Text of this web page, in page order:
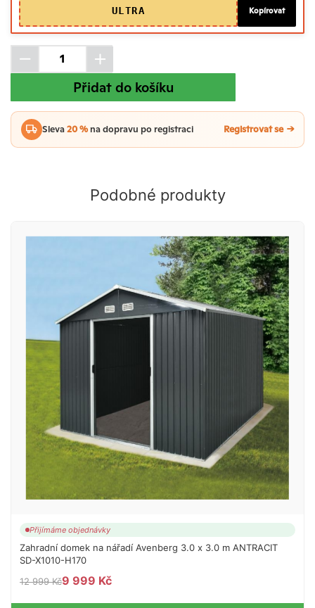
ULTRA
Kopírovat
Přidat do košíku
Sleva20 %na dopravu po registraci Registrovat se
Podobné produkty
Přijímáme objednávky
Zahradní domek na nářadí Avenberg 3.0 x 3.0 m ANTRACIT
SD-X1010-H170
12 999 Kč9 999 Kč